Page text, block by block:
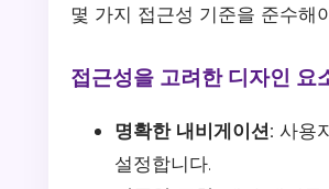
몇 가지 접근성 기준을 준수해
접근성을 고려한 디자인 요
명확한 내비게이션: 사용
설정합니다.